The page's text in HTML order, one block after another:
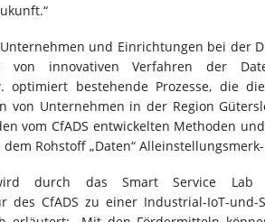
und Einrichtungen bei der
von innovativen Verfahren der
optimiert bestehende Prozesse, die
von Unternehmen in der Region
vom CfADS entwickelten Methoden
dem Rohstoff „Daten“
durch das Smart Service Lab
des CfADS zu einer Industrial-IoT-